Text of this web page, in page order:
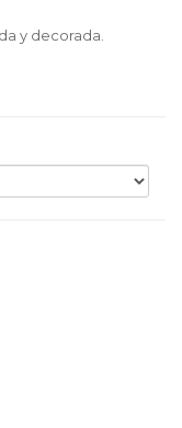
y decorada.